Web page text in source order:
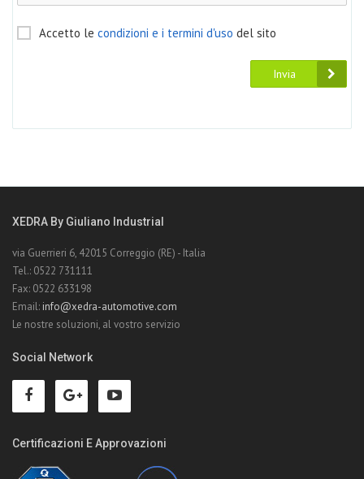
Accetto le condizioni e i termini d'uso del sito
Invia
XEDRA By Giuliano Industrial
via Guerrieri 6, 42015 Correggio (RE) - Italia
Tel.: 0522 731111
Fax: 0522 633198
Email: info@xedra-automotive.com
Le nostre soluzioni, al vostro servizio
Social Network
Certificazioni E Approvazioni